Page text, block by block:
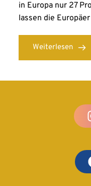
in Europa nur 27
lassen die
Weiterlesen